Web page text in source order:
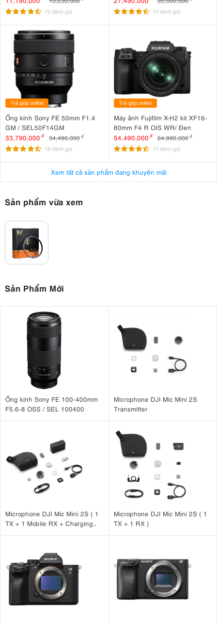
19 đánh giá 15 đánh giá
Trả góp online
Ống kính Sony FE 50mm F1.4
GM / SEL50F14GM
33,790,000 đ 34,490,000đ
18 đánh giá
Trả góp online
Máy ảnh Fujifilm X-H2 kit XF16-
80mm F4 R OIS WR/ Đen
54,490,000 đ 64,990,000 đ
11 đánh giá
Xem tất cả sản phẩm đang khuyến mãi
Sản phẩm vừa xem
Sản Phẩm Mới
Ống kính Sony FE 100-400mm
F5.6-8 OSS / SEL 100400
Microphone DJI Mic Mini 2S
Transmitter
Microphone DJI Mic Mini 2S ( 1
TX + 1 Mobile RX + Charging
Microphone DJI Mic Mini 2S ( 1
TX + 1 RX )